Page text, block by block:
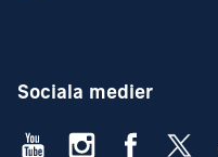
Sociala medier